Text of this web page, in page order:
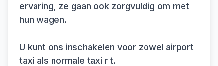
ervaring, ze gaan ook zorgvuldig om met
hun wagen.
U kunt ons inschakelen voor zowel airport
taxi als normale taxi rit.